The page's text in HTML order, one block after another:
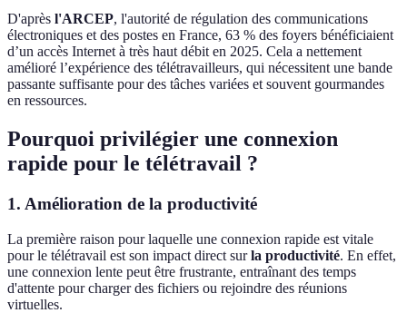
D'après l'ARCEP, l'autorité de régulation des communications
électroniques et des postes en France, 63 % des foyers bénéficiaient
d’un accès Internet à très haut débit en 2025. Cela a nettement
amélioré l’expérience des télétravailleurs, qui nécessitent une bande
passante suffisante pour des tâches variées et souvent gourmandes
en ressources.
Pourquoi privilégier une connexion
rapide pour le télétravail ?
1. Amélioration de la productivité
La première raison pour laquelle une connexion rapide est vitale
pour le télétravail est son impact direct surla productivité. En effet,
une connexion lente peut être frustrante, entraînant des temps
d'attente pour charger des fichiers ou rejoindre des réunions
virtuelles.